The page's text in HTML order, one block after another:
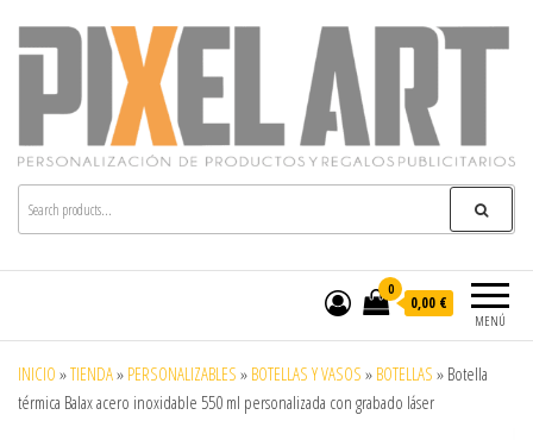
Pixelart
Especialistas en textil publicitario y regalos
personalizados en móstoles
MENÚ
0
0,00 €
INICIO »TIENDA» PERSONALIZABLES » BOTELLAS Y VASOS » BOTELLAS » Botella
térmica Balax acero inoxidable 550 ml personalizada con grabado láser